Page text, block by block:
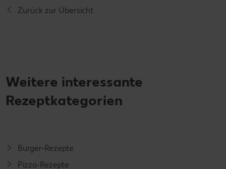
Zurück zur Übersicht
Weitere interessante
Rezeptkategorien
Burger-Rezepte
Pizza-Rezepte